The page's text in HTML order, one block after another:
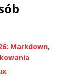
Markdown,